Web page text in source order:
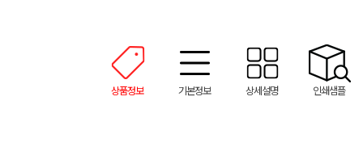
상품정보 기본정보 상세설명 인쇄샘플